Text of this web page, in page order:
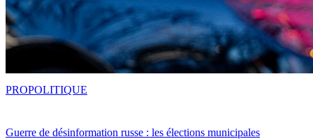
Guerre de désinformation russe : les élections municipales
PROPOLITIQUE